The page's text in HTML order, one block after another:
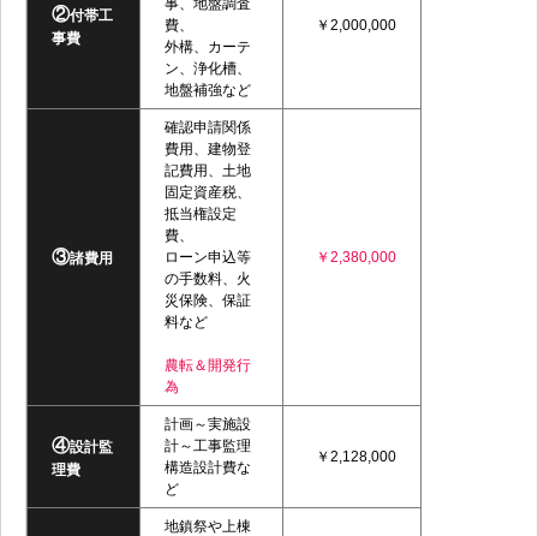
②付帯工
事費
事、地盤調査
費、
外構、カーテ
ン、浄化槽、
地盤補強など
￥2,000,000
③諸費用
確認申請関係
費用、建物登
記費用、土地
固定資産税、
抵当権設定
費、
ローン申込等
の手数料、火
災保険、保証
料など
農転＆開発行
為
￥2,380,000
④設計監
理費
計画～実施設
計～工事監理
構造設計費な
ど
￥2,128,000
地鎮祭や上棟